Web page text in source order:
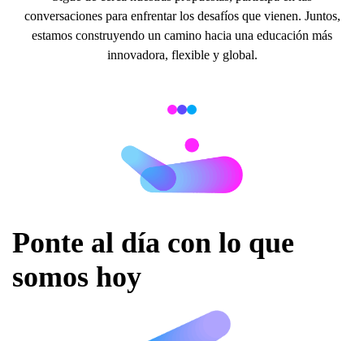
conversaciones para enfrentar los desafíos que vienen. Juntos,
estamos construyendo un camino hacia una educación más
innovadora, flexible y global.
Ponte al día con lo que
somos hoy